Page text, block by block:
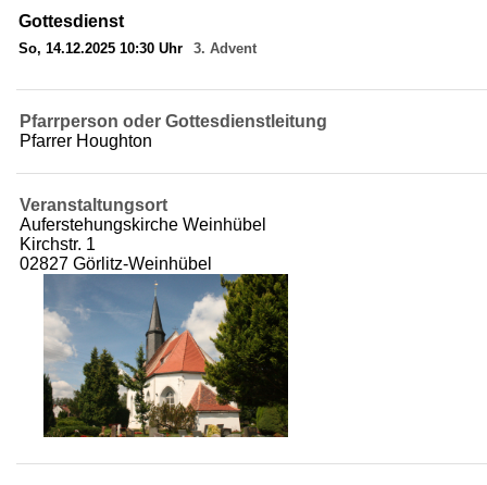
Gottesdienst
So, 14.12.2025 10:30 Uhr 3. Advent
Pfarrperson oder Gottesdienstleitung
Pfarrer Houghton
Veranstaltungsort
Auferstehungskirche Weinhübel
Kirchstr. 1
02827 Görlitz-Weinhübel